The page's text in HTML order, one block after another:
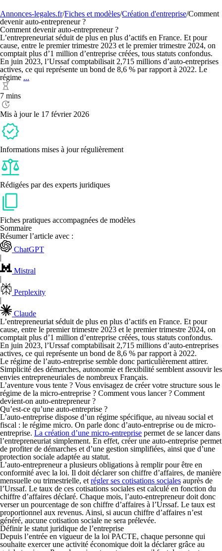
Annonces-legales.fr/Fiches et modèles/Création d'entreprise/Comment
devenir auto-entrepreneur ?
Comment devenir auto-entrepreneur ?
L’entrepreneuriat séduit de plus en plus d’actifs en France. Et pour
cause, entre le premier trimestre 2023 et le premier trimestre 2024, on
comptait plus d’1 million d’entreprise créées, tous statuts confondus.
En juin 2023, l’Urssaf comptabilisait 2,715 millions d’auto-entreprises
actives, ce qui représente un bond de 8,6 % par rapport à 2022. Le
régime ...
7 mins
Mis à jour le 17 février 2026
Informations mises à jour régulièrement
Rédigées par des experts juridiques
Fiches pratiques accompagnées de modèles
Sommaire
Résumer l’article avec :
ChatGPT
|
Mistral
|
Perplexity
|
Claude
L’entrepreneuriat séduit de plus en plus d’actifs en France. Et pour
cause, entre le premier trimestre 2023 et le premier trimestre 2024, on
comptait plus d’1 million d’entreprise créées, tous statuts confondus.
En juin 2023, l’Urssaf comptabilisait 2,715 millions d’auto-entreprises
actives, ce qui représente un bond de 8,6 % par rapport à 2022.
Le régime de l’auto-entreprise semble donc particulièrement attirer.
Simplicité des démarches, autonomie et flexibilité semblent assouvir les
envies entrepreneuriales de nombreux Français.
L’aventure vous tente ? Vous envisagez de créer votre structure sous le
régime de la micro-entreprise ? Comment vous lancer ? Comment
devient-on auto-entrepreneur ?
Qu’est-ce qu’une auto-entreprise ?
L’auto-entreprise dispose d’un régime spécifique, au niveau social et
fiscal : le régime micro. On parle donc d’auto-entreprise ou de micro-
entreprise. La création d’une micro-entreprise permet de se lancer dans
l’entrepreneuriat simplement. En effet, créer une auto-entreprise permet
de profiter de démarches et d’une gestion simplifiées, ainsi que d’une
protection sociale adaptée au statut.
L’auto-entrepreneur a plusieurs obligations à remplir pour être en
conformité avec la loi. Il doit déclarer son chiffre d’affaires, de manière
mensuelle ou trimestrielle, et régler ses cotisations sociales auprès de
l’Urssaf. Le taux de ces cotisations sociales est calculé en fonction du
chiffre d’affaires déclaré. Chaque mois, l’auto-entrepreneur doit donc
verser un pourcentage de son chiffre d’affaires à l’Urssaf. Le taux est
proportionnel aux revenus. Ainsi, si aucun chiffre d’affaires n’est
généré, aucune cotisation sociale ne sera prélevée.
Définir le statut juridique de l’entreprise
Depuis l’entrée en vigueur de la loi PACTE, chaque personne qui
souhaite exercer une activité économique doit la déclarer grâce au